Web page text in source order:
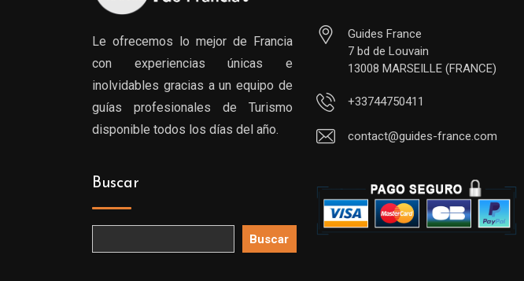
Le ofrecemos lo mejor de Francia
con experiencias únicas e
inolvidables gracias a un equipo de
guías profesionales de Turismo
disponible todos los días del año.
Buscar
Buscar
Guides France
7 bd de Louvain
13008 MARSEILLE (FRANCE)
+33744750411
contact@guides-france.com